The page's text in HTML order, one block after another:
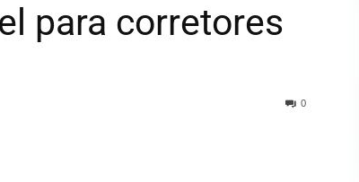
para corretores
0